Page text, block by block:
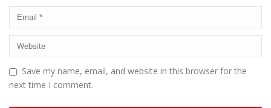
Save my name, email, and website in this browser for the
next time I comment.